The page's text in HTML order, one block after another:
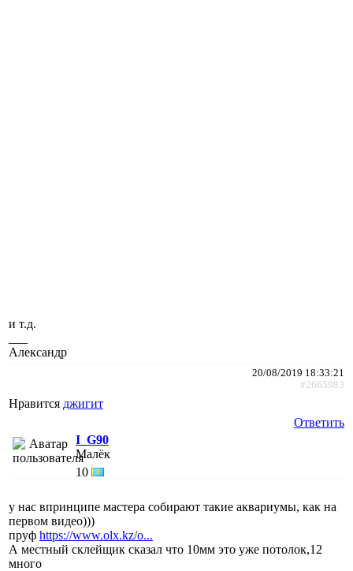
и т.д.
Александр
20/08/2019 18:33:21
#2665983
Нравится джигит
Ответить
I_G90
Малёк
10
у нас впринципе мастера собирают такие аквариумы, как на
первом видео)))
пруф https://www.olx.kz/o...
А местный склейщик сказал что 10мм это уже потолок,12
много